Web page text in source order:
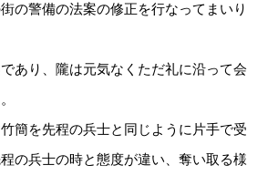
の警備の法案の修正を行なってまいり
あり、隴は元気なくただ礼に沿って会
簡を先程の兵士と同じように片手で受
の兵士の時と態度が違い、奪い取る様